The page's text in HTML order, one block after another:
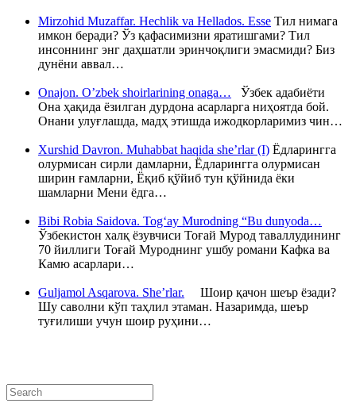
Mirzohid Muzaffar. Hechlik va Hellados. Esse Тил нимага
имкон беради? Ўз қафасимизни яратишгами? Тил
инсоннинг энг даҳшатли эринчоқлиги эмасмиди? Биз
дунёни аввал…
Onajon. O’zbek shoirlarining onaga… Ўзбек адабиёти
Она ҳақида ёзилган дурдона асарларга ниҳоятда бой.
Онани улуғлашда, мадҳ этишда ижодкорларимиз чин…
Xurshid Davron. Muhabbat haqida she’rlar (I) Ёдларингга
олурмисан сирли дамларни, Ёдларингга олурмисан
ширин ғамларни, Ёқиб қўйиб тун қўйнида ёки
шамларни Мени ёдга…
Bibi Robia Saidova. Tog‘ay Murodning “Bu dunyoda…
Ўзбекистон халқ ёзувчиси Тоғай Мурод таваллудининг
70 йиллиги Тоғай Муроднинг ушбу романи Кафка ва
Камю асарлари…
Guljamol Asqarova. She’rlar. Шоир қачон шеър ёзади?
Шу саволни кўп таҳлил этаман. Назаримда, шеър
туғилиши учун шоир руҳини…